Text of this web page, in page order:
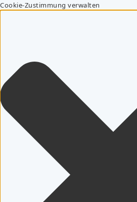
Cookie-Zustimmung verwalten